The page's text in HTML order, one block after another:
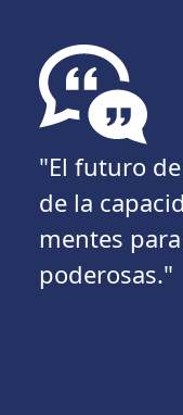
"El futuro
de la
mentes
poderosas."